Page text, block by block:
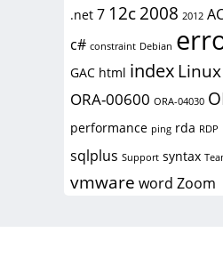
.net 7 12c 2008 2012
c# constraint Debian
GAC html index Linux
ORA-00600 ORA-04030
performance ping rda RDP
sqlplus Support syntax
vmware word Zoom